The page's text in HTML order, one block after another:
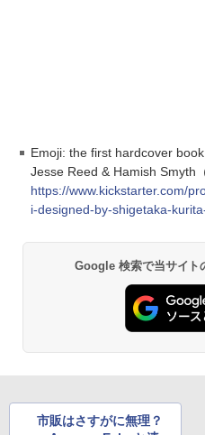
Emoji: the first hardcover
Jesse Reed & Hamish Smyth
https://www.kickstarter.com/
i-designed-by-shigetaka-
Google 検索で当サイト
市販はさすがに無理？